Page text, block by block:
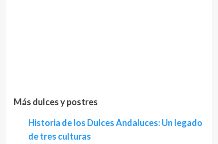
Más dulces y postres
Historia de los Dulces Andaluces: Un legado
de tres culturas